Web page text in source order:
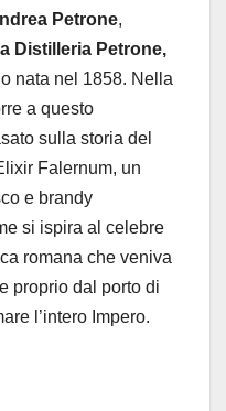
Petrone,
Distilleria Petrone,
nata nel 1858. Nella
a questo
sulla storia del
Falernum, un
e brandy
si ispira al celebre
romana che veniva
proprio dal porto di
l’intero Impero.